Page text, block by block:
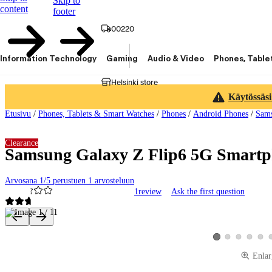
content
footer
00220
Helsinki store
Information Technology Gaming Audio & Video Phones,
Etusivu / Phones, Tablets & Smart Watches / Phones / Android Phones /
Samsung Galaxy Z Flip6 5G
Arvosana 1/5 perustuen 1 arvosteluun
1review Ask the first question
Clearance
Product images and videos
View product image
View product image 2
View product
View View